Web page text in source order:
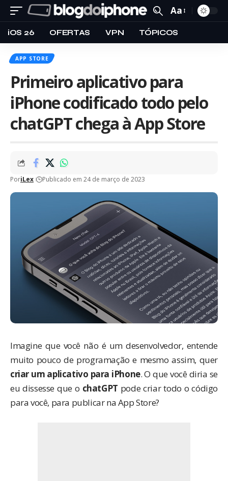
Aa
iOS 26 OFERTAS VPN TÓPICOS
APP STORE
Primeiro aplicativo para
iPhone codificado todo pelo
chatGPT chega à App Store
PoriLex Publicado em 24 de março de 2023
Imagine que você não é um desenvolvedor, entende
muito pouco de programação e mesmo assim, quer
criar um aplicativo para iPhone. O que você diria se
eu dissesse que o chatGPT pode criar todo o código
para você, para publicar na App Store?